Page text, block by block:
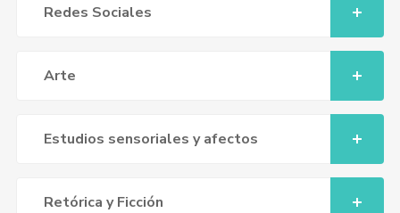
Redes Sociales
Arte
Estudios sensoriales y afectos
Retórica y Ficción